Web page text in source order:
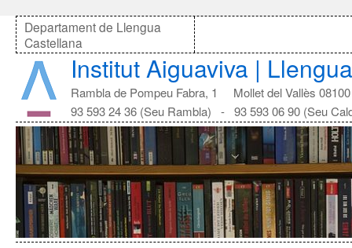
Departament de Llengua
Castellana
Institut Aiguaviva |
Rambla de Pompeu Fabra, 1 Mollet del Vallès 08100
93 593 24 36 (Seu Rambla) - 93 593 06 90 (Seu